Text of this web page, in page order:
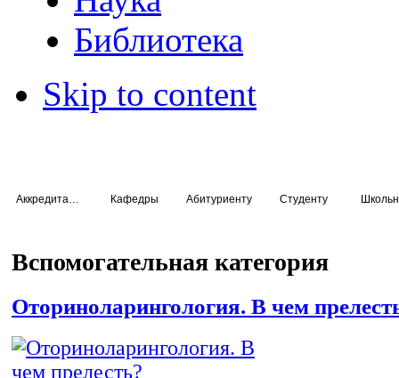
Библиотека
Skip to content
Кафедры Абитуриенту Студенту
Вспомогательная категория
Оториноларингология. В чем